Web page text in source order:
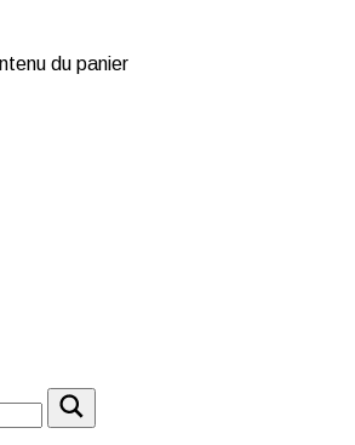
du panier